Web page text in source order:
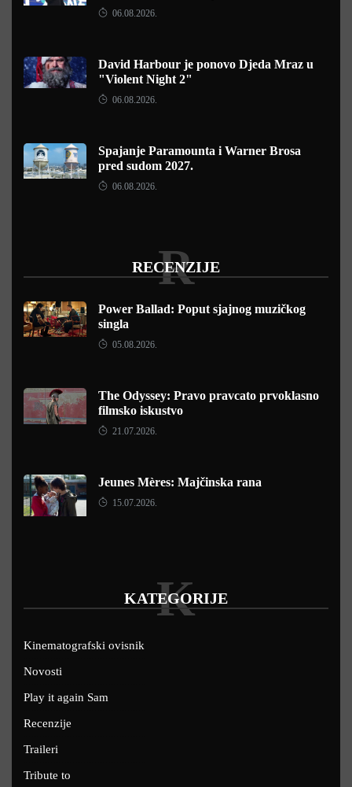
06.08.2026.
David Harbour je ponovo Djeda Mraz u
"Violent Night 2"
06.08.2026.
Spajanje Paramounta i Warner Brosa
pred sudom 2027.
06.08.2026.
RECENZIJE
R
Power Ballad: Poput sjajnog muzičkog
singla
05.08.2026.
The Odyssey: Pravo pravcato prvoklasno
filmsko iskustvo
21.07.2026.
Jeunes Mères: Majčinska rana
15.07.2026.
KATEGORIJE
K
Kinematografski ovisnik
Novosti
Play it again Sam
Recenzije
Traileri
Tribute to